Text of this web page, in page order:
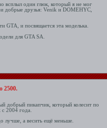
всплыл один глюк, который я не мог
добрые друзья: Venik и DOMEHYC,
GTA, и посвящается эта моделька.
для GTA SA.
2500.
добрый пикапчик, который колесит по
2004 года.
лучше, а весить ещё меньше.